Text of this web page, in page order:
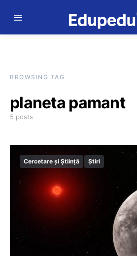
BROWSING TAG
planeta pamant
5 posts
Cercetare și Știință Știri